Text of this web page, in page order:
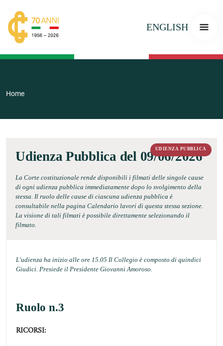
ENGLISH
Home
UDIENZA PUBBLICA
Udienza Pubblica del 09/06/2026
La Corte costituzionale rende disponibili i filmati delle singole cause
di ogni udienza pubblica immediatamente dopo lo svolgimento della
stessa. Il ruolo delle cause di ciascuna udienza pubblica è
consultabile nella pagina Calendario lavori di questa stessa sezione.
La visione di tali filmati è possibile direttamente selezionando il
filmato.
L'udienza ha inizio alle ore 15.05 Il Collegio è composto di quindici
Giudici. Presiede il Presidente Giovanni Amoroso.
Ruolo n.3
RICORSI: